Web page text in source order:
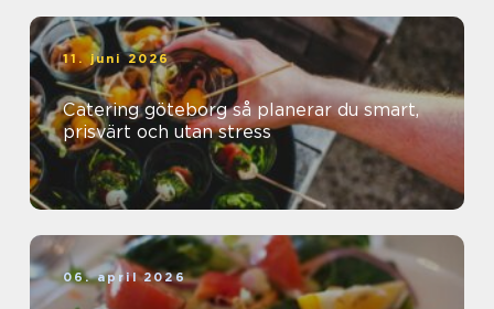
11. juni 2026
Catering göteborg så planerar du smart,
prisvärt och utan stress
06. april 2026